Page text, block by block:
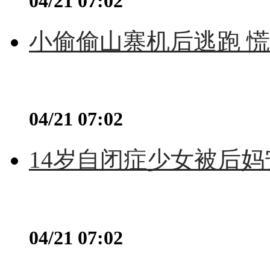
小偷偷山寨机后逃跑
04/21 07:02
14岁自闭症少女被后
04/21 07:02